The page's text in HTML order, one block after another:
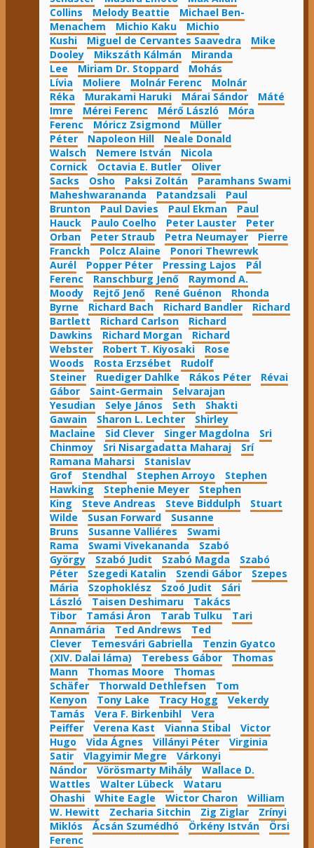
Collins
Melody Beattie
Michael Ben-
Menachem
Michio Kaku
Michio
Kushi
Miguel de Cervantes Saavedra
Mike
Dooley
Mikszáth Kálmán
Miranda
Lee
Miriam Dr. Stoppard
Mohás
Lívia
Moliere Molnár Ferenc
Molnár
Réka
Murakami Haruki Márai Sándor
Máté
Imre
Mérei Ferenc Mérő László
Móra
Ferenc
Móricz Zsigmond
Müller
Péter
Napoleon Hill
Neale Donald
Walsch
Nemere István
Nicola
Cornick
Octavia E. Butler
Oliver
Sacks
Osho Paksi Zoltán
Paramhans Swami
Maheshwarananda
Patandzsali
Paul
Brunton
Paul Davies Paul Ekman
Paul
Hauck
Paulo Coelho Peter Lauster
Peter
Orban
Peter Straub Petra Neumayer
Pierre
Franckh
Polcz Alaine
Ponori Thewrewk
Aurél
Popper Péter Pressing Lajos
Pál
Ferenc
Ranschburg Jenő
Raymond A.
Moody
Rejtő Jenő René Guénon
Rhonda
Byrne
Richard Bach Richard Bandler
Richard
Bartlett
Richard Carlson
Richard
Dawkins
Richard Morgan
Richard
Webster
Robert T. Kiyosaki
Rose
Woods
Rosta Erzsébet
Rudolf
Steiner
Ruediger Dahlke Rákos Péter
Révai
Gábor
Saint-Germain
Selvarajan
Yesudian
Selye János Seth
Shakti
Gawain
Sharon L. Lechter
Shirley
Maclaine
Sid Clever Singer Magdolna
Sri
Chinmoy
Sri Nisargadatta Maharaj
Srí
Ramana Maharsi
Stanislav
Grof
Stendhal Stephen Arroyo
Stephen
Hawking
Stephenie Meyer
Stephen
King
Steve Andreas Steve Biddulph
Stuart
Wilde
Susan Forward
Susanne
Bruns
Susanne Valliéres
Swami
Rama
Swami Vivekananda
Szabó
György
Szabó Judit Szabó Magda
Szabó
Péter
Szegedi Katalin Szendi Gábor
Szepes
Mária
Szophoklész Szoó Judit
Sári
László
Taisen Deshimaru
Takács
Tibor
Tamási Áron Tarab Tulku
Tari
Annamária
Ted Andrews
Ted
Clever
Temesvári Gabriella
Tenzin Gyatco
(XIV. Dalai láma)
Terebess Gábor
Thomas
Mann
Thomas Moore
Thomas
Schäfer
Thorwald Dethlefsen
Tom
Kenyon
Tony Lake Tracy Hogg
Vekerdy
Tamás
Vera F. Birkenbihl
Vera
Peiffer
Verena Kast Vianna Stibal
Victor
Hugo
Vida Ágnes Villányi Péter
Virginia
Satir
Vlagyimir Megre
Várkonyi
Nándor
Vörösmarty Mihály
Wallace D.
Wattles
Walter Lübeck
Wataru
Ohashi
White Eagle Wictor Charon
William
W. Hewitt
Zecharia Sitchin Zig Ziglar
Zrínyi
Miklós
Ácsán Szumédhó Örkény István
Örsi
Ferenc